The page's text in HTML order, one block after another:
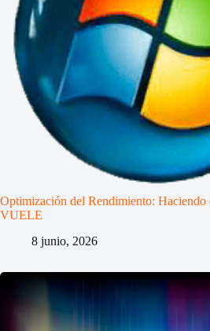
Optimización del Rendimiento: Haciendo
VUELE
8 junio, 2026